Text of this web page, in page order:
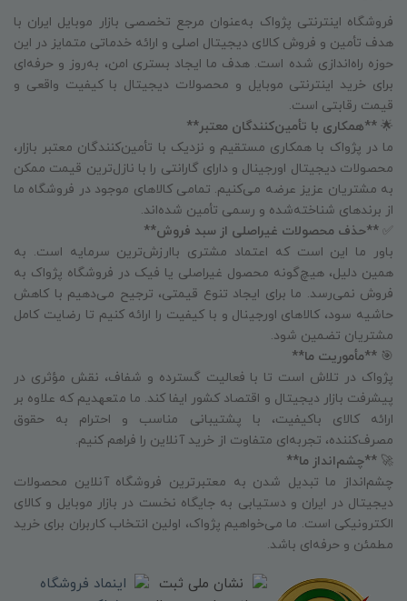
فروشگاه اینترنتی پژواک به‌عنوان مرجع تخصصی بازار موبایل ایران با
هدف تأمین و فروش کالای دیجیتال اصلی و ارائه خدماتی متمایز در این
حوزه راه‌اندازی شده است. هدف ما ایجاد بستری امن، به‌روز و حرفه‌ای
برای خرید اینترنتی موبایل و محصولات دیجیتال با کیفیت واقعی و
قیمت رقابتی است.
🌟 **همکاری با تأمین‌کنندگان معتبر**
ما در پژواک با همکاری مستقیم و نزدیک با تأمین‌کنندگان معتبر بازار،
محصولات دیجیتال اورجینال و دارای گارانتی را با نازل‌ترین قیمت ممکن
به مشتریان عزیز عرضه می‌کنیم. تمامی کالاهای موجود در فروشگاه ما
از برندهای شناخته‌شده و رسمی تأمین شده‌اند.
✅ **حذف محصولات غیراصلی از سبد فروش**
باور ما این است که اعتماد مشتری باارزش‌ترین سرمایه است. به
همین دلیل، هیچ‌گونه محصول غیراصلی یا فیک در فروشگاه پژواک به
فروش نمی‌رسد. ما برای ایجاد تنوع قیمتی، ترجیح می‌دهیم با کاهش
حاشیه سود، کالاهای اورجینال و با کیفیت را ارائه کنیم تا رضایت کامل
مشتریان تضمین شود.
🎯 **مأموریت ما**
پژواک در تلاش است تا با فعالیت گسترده و شفاف، نقش مؤثری در
پیشرفت بازار دیجیتال و اقتصاد کشور ایفا کند. ما متعهدیم که علاوه بر
ارائه کالای باکیفیت، با پشتیبانی مناسب و احترام به حقوق
مصرف‌کننده، تجربه‌ای متفاوت از خرید آنلاین را فراهم کنیم.
🚀 **چشم‌انداز ما**
چشم‌انداز ما تبدیل شدن به معتبرترین فروشگاه آنلاین محصولات
دیجیتال در ایران و دستیابی به جایگاه نخست در بازار موبایل و کالای
الکترونیکی است. ما می‌خواهیم پژواک، اولین انتخاب کاربران برای خرید
مطمئن و حرفه‌ای باشد.